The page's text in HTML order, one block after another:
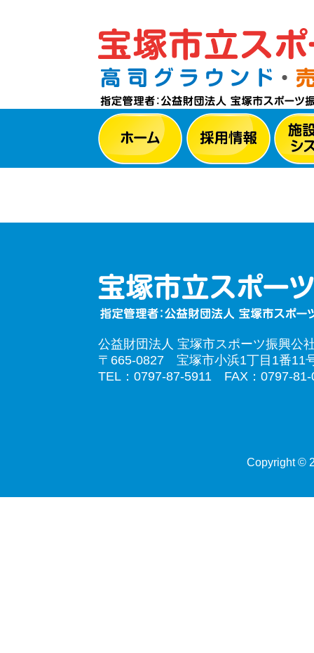
公益財団法人 宝塚市スポーツ振興公
〒665-0827 宝塚市小浜1丁目1番11
TEL：0797-87-5911 FAX：0797-81-
Copyright ©